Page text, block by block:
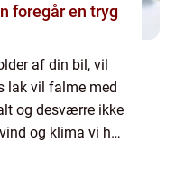
af din bil, vil
lak vil falme med
og desværre ikke
og klima vi har